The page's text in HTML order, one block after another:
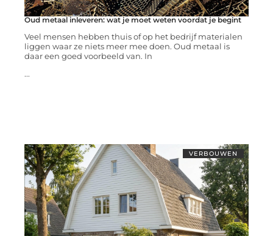
Oud metaal inleveren: wat je moet weten voordat je begint
Veel mensen hebben thuis of op het bedrijf materialen
liggen waar ze niets meer mee doen. Oud metaal is
daar een goed voorbeeld van. In
...
VERBOUWEN